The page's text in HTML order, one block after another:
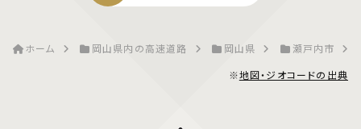
ホーム 岡山県内の高速道路 岡山県
瀬戸内市
※地図・ジオコードの出典